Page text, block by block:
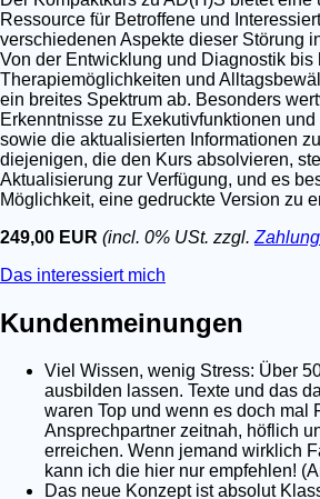
Ressource für Betroffene und
verschiedenen Aspekte dieser Störung
Von der Entwicklung und Diagnostik bis
Therapiemöglichkeiten und
ein breites Spektrum ab. Besonders
Erkenntnisse zu Exekutivfunktionen
sowie die aktualisierten Informationen
diejenigen, die den Kurs absolvieren,
Aktualisierung zur Verfügung, und es
Möglichkeit, eine gedruckte Version zu
249,00 EUR (incl. 0% USt. zzgl.
Das interessiert mich
Kundenmeinungen
Viel Wissen, wenig Stress: Über
ausbilden lassen. Texte und das
waren Top und wenn es doch mal
Ansprechpartner zeitnah, höflich
erreichen. Wenn jemand wirklich
kann ich die hier nur empfehlen!
Das neue Konzept ist absolut